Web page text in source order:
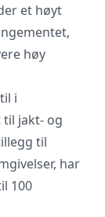
et høyt
høy
i
jakt- og
til
har
100
gir